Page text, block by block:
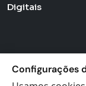
Digitais
Configurações